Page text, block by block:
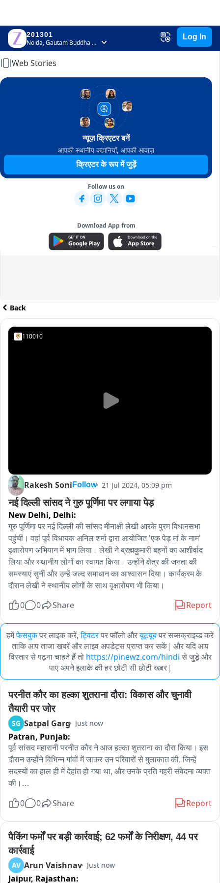
201301
Noida, Gautam Buddha Nagar, Uttar Pradesh
Log In
Home
Web Stories
न्यूज़ क्रिएटर बनें
आपकी स्थानीय कहानियाँ, आपकी आवाज़
क्रिएटर के रूप में जुड़ें
Follow us on
Download App from
ADVERTISEMENT
Back
110010
Rakesh Soni Follow 21 Jul 2024, 05:09 pm
नई दिल्ली सांसद ने गुरु पूर्णिमा पर लगाया पेड़
New Delhi, Delhi:
गुरु पूर्णिमा पर नई दिल्ली की सांसद मीनाक्षी लेखी आरके पुरम विधानसभा
पहुंचीं। वहां पूर्व विधायक अनिल शर्मा द्वारा आयोजित 'एक पेड़ मां के नाम'
वृक्षारोपण अभियान में भाग लिया। लेखी ने ब्रह्मकुमारी बहनों का आशीर्वाद
लिया और स्थानीय लोगों का स्वागत किया। उन्होंने क्षेत्र की जनता की
समस्याएं सुनीं और उन्हें जल्द समाधान का आश्वासन दिया। कार्यक्रम के
दौरान लेखी ने स्थानीय लोगों के साथ वृक्षारोपण भी किया।
0
0 Share Report
हमेंफेसबुकपर लाइक करें, ट्विटरपर फॉलो औरयूट्यूबपर सब्सक्राइब्ड करें
ताकि आप ताजा खबरें और लाइव अपडेट्स प्राप्त कर सकें| और यदि आप
विस्तार से पढ़ना चाहते हैं तो https://pinewz.com/hindi से जुड़े और
पाए अपने इलाके की हर छोटी सी छोटी खबर|
परनीत कौर का हल्का शुतराना दौरा: विकास और चुनावी
तैयारी पर जोर
SG Satpal Garg Just now
Patran, Punjab:
पूर्व सांसद महारानी परनीत कौर ने आज हल्का शुतराना का दौरा किया। इस
दौरान उन्होंने विभिन्न गांवों में जाकर उन परिवारों से मुलाकात की, जिन्हें
सदस्यों का हाल ही में देहांत हो गया था, और उनके प्रति गहरी संवेदना व्यक्त
की।
कर उनकी समस्याओं को भी सुना। उन्होंने कहा कि क्षेत्र में विकास कार्यों
प्रयास किए जाएंगे।
आगामी विधानसभा चुनावों को लेकर भारतीय जनता पार्टी की तैयारियों पर
बोलते हुए उन्होंने कहा कि पार्टी पूरी तरह से चुनाव के लिए तैयार है और
जनता के बीच जाकर उनके मुद्दों को प्राथमिकता दी जा रही है। अकाली-
भाजपा गठजोड़ के सवाल पर उन्होंने कहा कि यह फैसला पार्टी हाईकमान के
0 0 Share Report
पैकिंग फर्मों पर बड़ी कार्रवाई; 62 फर्मों के निरीक्षण, 44 पर
कार्रवाई
AV Arun Vaishnav Just now
Jaipur, Rajasthan: